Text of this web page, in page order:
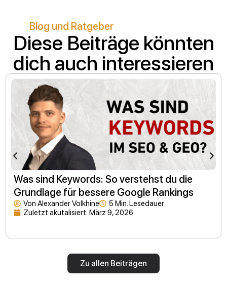
Blog und Ratgeber
Diese Beiträge könnten
dich auch interessieren
Was sind Keywords: So verstehst du die
Grundlage für bessere Google Rankings
VonAlexander Volkhine
5 Min. Lesedauer
Zuletzt akutalisiert: März 9, 2026
Zu allen Beiträgen